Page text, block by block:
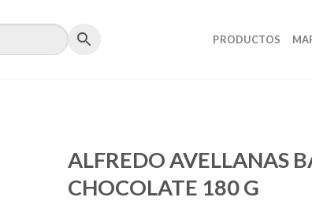
PRODUCTOS
ALFREDO AVELLANAS
CHOCOLATE 180 G